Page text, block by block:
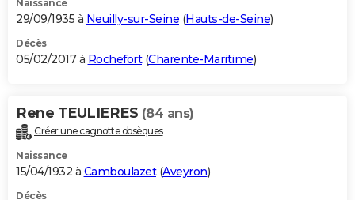
Naissance
29/09/1935 à Neuilly-sur-Seine (Hauts-de-Seine)
Décès
05/02/2017 à Rochefort(Charente-Maritime)
Rene TEULIERES (84 ans)
Créer une cagnotte obsèques
Naissance
15/04/1932 à Camboulazet(Aveyron)
Décès